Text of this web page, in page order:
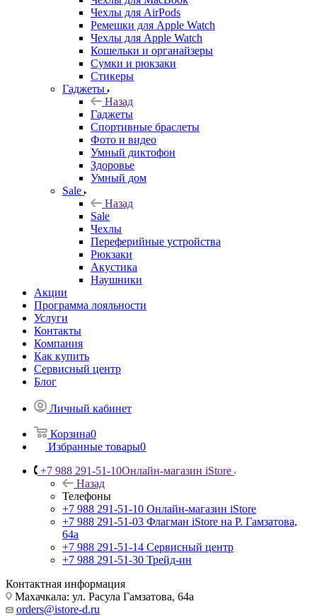
Чехлы для AirPods
Ремешки для Apple Watch
Чехлы для Apple Watch
Кошельки и органайзеры
Сумки и рюкзаки
Стикеры
Гаджеты
Назад
Гаджеты
Спортивные браслеты
Фото и видео
Умный диктофон
Здоровье
Умный дом
Sale
Назад
Sale
Чехлы
Переферийные устройства
Рюкзаки
Акустика
Наушники
Акции
Программа лояльности
Услуги
Контакты
Компания
Как купить
Сервисный центр
Блог
Личный кабинет
Корзина0
Избранные товары0
+7 988 291-51-10Онлайн-магазин iStore
Назад
Телефоны
+7 988 291-51-10 Онлайн-магазин iStore
+7 988 291-51-03 Флагман iStore на Р. Гамзатова,
64а
+7 988 291-51-14 Сервисный центр
+7 988 291-51-30 Трейд-ин
Контактная информация
Махачкала: ул. Расула Гамзатова, 64а
orders@istore-d.ru